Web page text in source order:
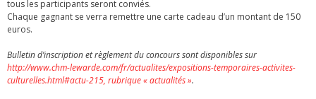
tous les participants seront conviés.
Chaque gagnant se verra remettre une carte cadeau d’un montant de 150
euros.
Bulletin d’inscription et règlement du concours sont disponibles sur
http://www.chm-lewarde.com/fr/actualites/expositions-temporaires-activites-
culturelles.html#actu-215, rubrique « actualités ».